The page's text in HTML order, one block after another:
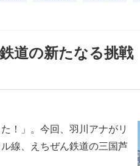
道の新たなる挑
！」。今回、羽川アナがリ
線、えちぜん鉄道の三国芦